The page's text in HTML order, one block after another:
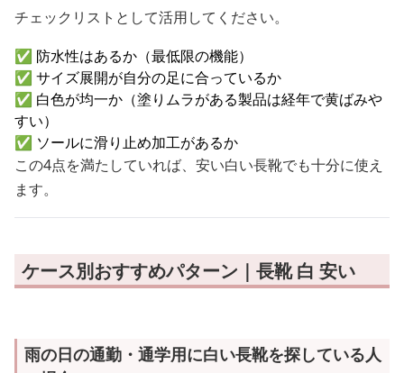
チェックリストとして活用してください。
✅ 防水性はあるか（最低限の機能）
✅ サイズ展開が自分の足に合っているか
✅ 白色が均一か（塗りムラがある製品は経年で黄ばみや
すい）
✅ ソールに滑り止め加工があるか
この4点を満たしていれば、安い白い長靴でも十分に使え
ます。
ケース別おすすめパターン｜長靴 白 安い
雨の日の通勤・通学用に白い長靴を探している人